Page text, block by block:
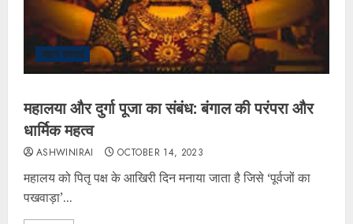
महान रचनाएं
महालया और दुर्गा पूजा का संबंध: बंगाल की परंपरा और
धार्मिक महत्व
ASHWINIRAI OCTOBER 14, 2023
महालय को पितृ पक्ष के आखिरी दिन मनाया जाता है जिसे ‘पूर्वजों का
पखवाड़ा’...